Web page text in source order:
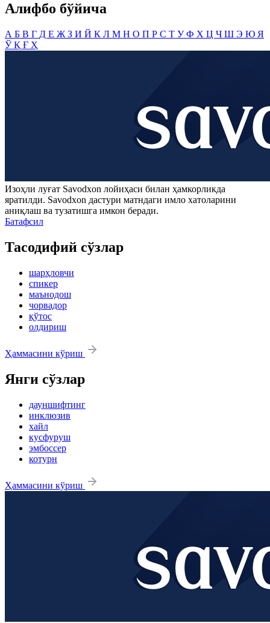
Алифбо бўйича
А Б В Г Д Е Ж З И Й К Л М Н О П Р С Т УФ Х Ц Ч Ш Э Ю Я
ЎҚ Ғ Ҳ
Изоҳли луғат Savodxon лойиҳаси билан ҳамкорликда
яратилди. Savodxon дастури матндаги имло хатоларини
аниқлаш ва тузатишга имкон беради.
Батафсил
Тасодифий сўзлар
шарҳловчи
спикер
маънодош
чорвадор
қўтос
олдириш
Ҳаммасини кўриш
Янги сўзлар
дауншифтинг
инклюзив
хайл
кусфуруш
эмбоссер
котурн
Ҳаммасини кўриш